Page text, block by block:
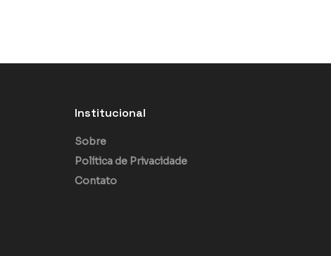
Institucional
Sobre
Política de Privacidade
Contato